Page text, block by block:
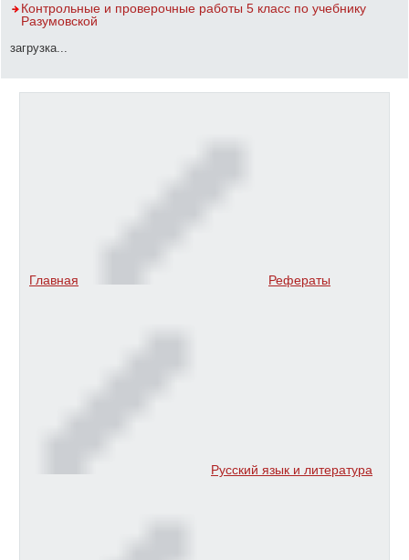
Контрольные и проверочные работы 5 класс по учебнику
Разумовской
загрузка...
Главная Рефераты
Русский язык и литература